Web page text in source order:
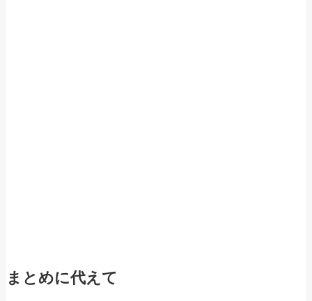
まとめに代えて